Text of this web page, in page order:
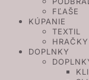
FĽAŠE
KÚPANIE
TEXTIL
HRAČKY
DOPLNKY